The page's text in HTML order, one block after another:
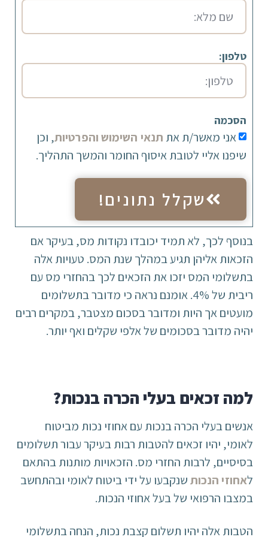
טלפון:
הסכמה
אני מאשר/ת את תנאי השימוש והפרטיות, וכן
שיפנו אליי לטובת איסוף החומר והמשך התהליך.
שקלל נתונים!
בנוסף לכך, לא תמיד יכובדו נקודות מס, בעיקר אם
הזכאות אליהן תגיע במהלך שנת המס. טעויות אלה
בתשלומי המס יזכו את הזכאים לכך בהחזרי מס עם
ריבית של 4%. אומנם נראה כי מדובר בתשלומים
מועטים אך היות ומדובר בסכום מצטבר, במקרים רבים
יהיה מדובר בסכומים של אלפי שקלים ואף יותר.
למה זכאים בעלי הכרה בנכות?
אנשים בעלי הכרה בנכות עם אחוזי נכות מביטוח
לאומי, יהיו זכאים להטבות רבות בעיקר עבור תשלומים
בסיסיים, לרבות החזרי מס. הזכאויות מותנות בהתאם
לאחוזי הנכותשנקבעו על ידי ביטוח לאומי ובהתחשב
במצבו הרפואי של בעל אחוזי הנכות.
הטבות אלה יהיו תשלום קצבת נכות, הנחה בתשלומי